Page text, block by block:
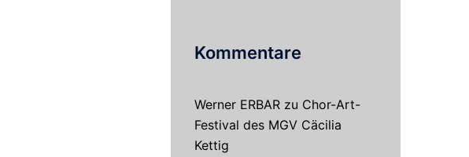
Kommentare
Werner ERBARzu Chor-Art-
Festival des MGV Cäcilia
Kettig